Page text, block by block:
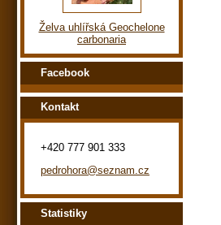
Želva uhlířská Geochelone
carbonaria
Facebook
Kontakt
+420 777 901 333
pedrohora@seznam.cz
Statistiky